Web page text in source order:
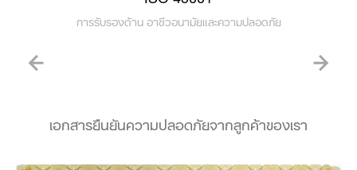
การรับรองด้าน อาชีวอนามัยและความปลอดภัย
เอกสารยืนยันความปลอดภัยจากลูกค้าของเรา